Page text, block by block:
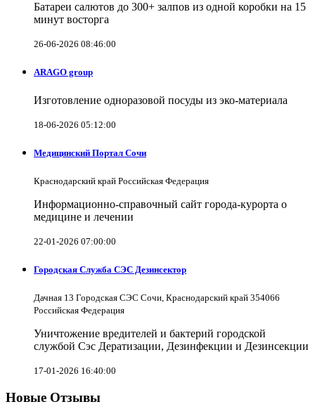
Батареи салютов до 300+ залпов из одной коробки на 15
минут восторга
26-06-2026 08:46:00
ARAGO group
Изготовление одноразовой посуды из эко-материала
18-06-2026 05:12:00
Медицинский Портал Сочи
Краснодарский край Российская Федерация
Информационно-справочный сайт города-курорта о
медицине и лечении
22-01-2026 07:00:00
Городская Служба СЭС Дезинсектор
Дачная 13 Городская СЭС Сочи, Краснодарский край 354066
Российская Федерация
Уничтожение вредителей и бактерий городской
службой Сэс Дератизации, Дезинфекции и Дезинсекции
17-01-2026 16:40:00
Новые Отзывы